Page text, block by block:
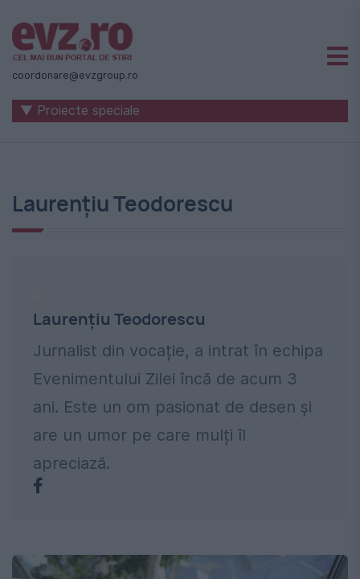
Știri
naționale
internaționale
-
Evenimentul
coordonare@evzgroup.ro
▼ Proiecte speciale
Laurențiu Teodorescu
Laurențiu Teodorescu
Jurnalist din vocație, a intrat în echipa
Evenimentului Zilei încă de acum 3
ani. Este un om pasionat de desen și
are un umor pe care mulți îl
apreciază.